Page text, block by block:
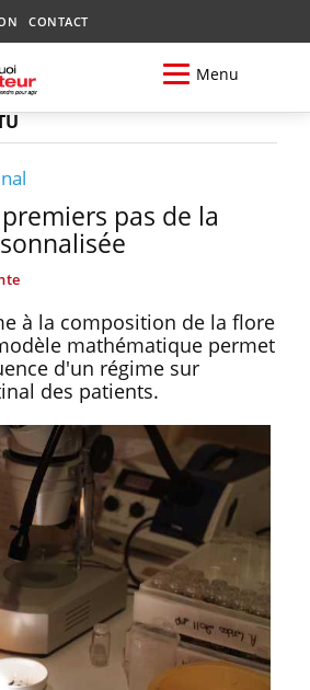
CONTACT
Menu
pas de la
à la composition de la flore
mathématique permet
d'un régime sur
des patients.